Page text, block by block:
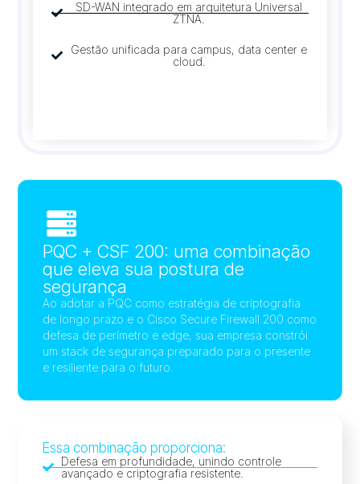
SD-WAN integrado em arquitetura Universal
ZTNA.
Gestão unificada para campus, data center e
cloud.
PQC + CSF 200: uma combinação
que eleva sua postura de
segurança
Ao adotar a PQC como estratégia de criptografia
de longo prazo e o Cisco Secure Firewall 200 como
defesa de perímetro e edge, sua empresa constrói
um stack de segurança preparado para o presente
e resiliente para o futuro.
Essa combinação proporciona:
Defesa em profundidade, unindo controle
avançado e criptografia resistente.